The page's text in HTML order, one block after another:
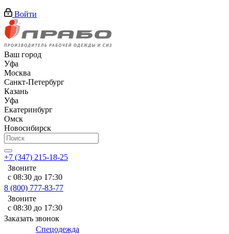
Войти
Ваш город
Уфа
Москва
Санкт-Петербург
Казань
Уфа
Екатеринбург
Омск
Новосибирск
+7 (347) 215-18-25
Звоните
с 08:30 до 17:30
8 (800) 777-83-77
Звоните
с 08:30 до 17:30
Заказать звонок
Спецодежда